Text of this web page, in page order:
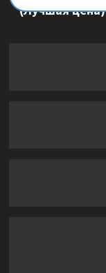
(Лучшая цена)